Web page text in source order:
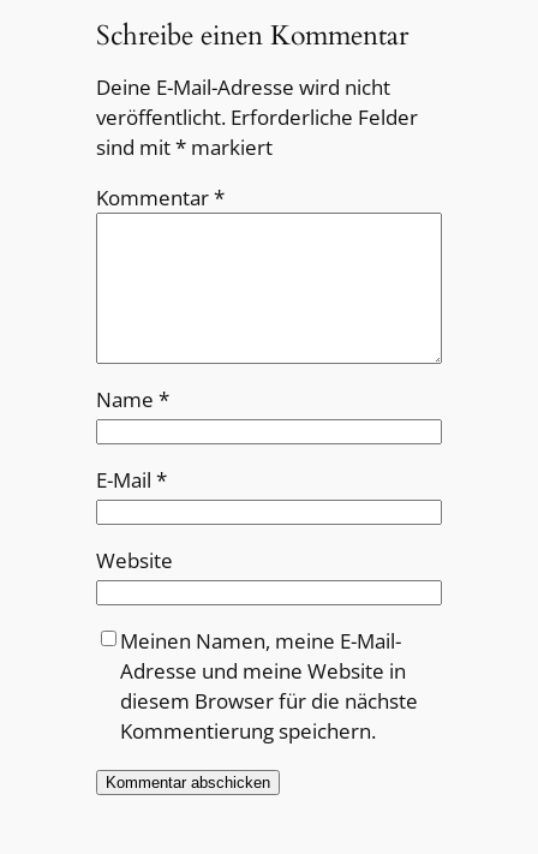
Schreibe einen Kommentar
Deine E-Mail-Adresse wird nicht
veröffentlicht. Erforderliche Felder
sind mit*markiert
Kommentar*
Name *
E-Mail *
Website
Meinen Namen, meine E-Mail-
Adresse und meine Website in
diesem Browser für die nächste
Kommentierung speichern.